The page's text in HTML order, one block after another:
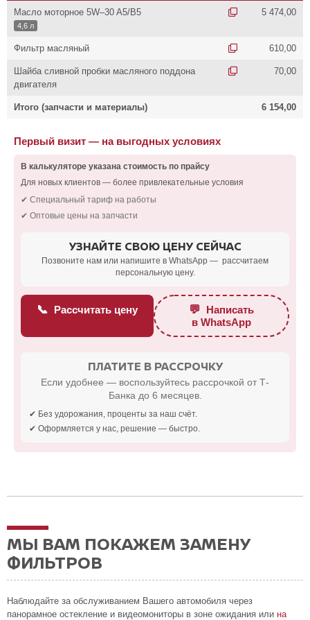
Масло моторное 5W–30 A5/B5
4,6 л
5 474,00
Фильтр масляный 610,00
Шайба сливной пробки масляного поддона
двигателя
70,00
Итого (запчасти и материалы) 6 154,00
Первый визит — на выгодных условиях
В калькуляторе указана стоимость по прайсу
Для новых клиентов — более привлекательные условия
✔ Специальный тариф на работы
✔ Оптовые цены на запчасти
УЗНАЙТЕ СВОЮ ЦЕНУ СЕЙЧАС
Позвоните нам или напишите в WhatsApp — рассчитаем
персональную цену.
📞 Рассчитать цену 💬 Написать
в WhatsApp
ПЛАТИТЕ В РАССРОЧКУ
Если удобнее — воспользуйтесь рассрочкой от Т-
Банка до 6 месяцев.
✔ Без удорожания, проценты за наш счёт.
✔ Оформляется у нас, решение — быстро.
МЫ ВАМ ПОКАЖЕМ ЗАМЕНУ
ФИЛЬТРОВ
Наблюдайте за обслуживанием Вашего автомобиля через
панорамное остекление и видеомониторы в зоне ожидания или на